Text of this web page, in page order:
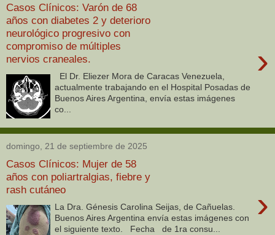
Casos Clínicos: Varón de 68
años con diabetes 2 y deterioro
neurológico progresivo con
compromiso de múltiples
nervios craneales.
›
El Dr. Eliezer Mora de Caracas Venezuela,
actualmente trabajando en el Hospital Posadas de
Buenos Aires Argentina, envía estas imágenes
co...
domingo, 21 de septiembre de 2025
Casos Clínicos: Mujer de 58
años con poliartralgias, fiebre y
rash cutáneo
›
La Dra. Génesis Carolina Seijas, de Cañuelas.
Buenos Aires Argentina envía estas imágenes con
el siguiente texto. Fecha de 1ra consu...